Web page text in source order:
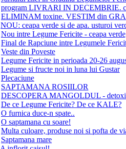
program LIVRARI IN DECEMBRIE.
ELIMINAM toxine. VESTIM din
NOU: ceapa verde si de apa. usturoi
Nou intre Legume Fericite - ceapa
Final de Rapciune intre Legumele
Veste din Poveste
Legume Fericite in perioada 20-26
Legume si fructe noi in luna lui Gustar
Plecaciune
SAPTAMANA ROSIILOR
DESCOPERA MANGOLDUL -
De ce Legume Fericite? De ce KALE?
O furnica duce-n spate..
O saptamana cu soare!
Multa culoare, produse noi si pofta de
Saptamana mare